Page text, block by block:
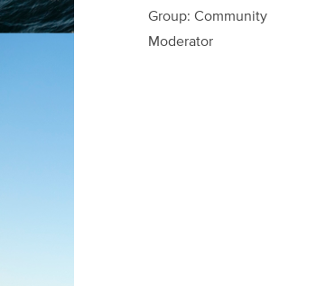
Group: Community
Moderator